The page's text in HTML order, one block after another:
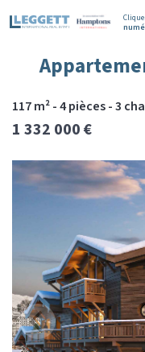
117 m² - 4 pièces - 3
1 332 000 €